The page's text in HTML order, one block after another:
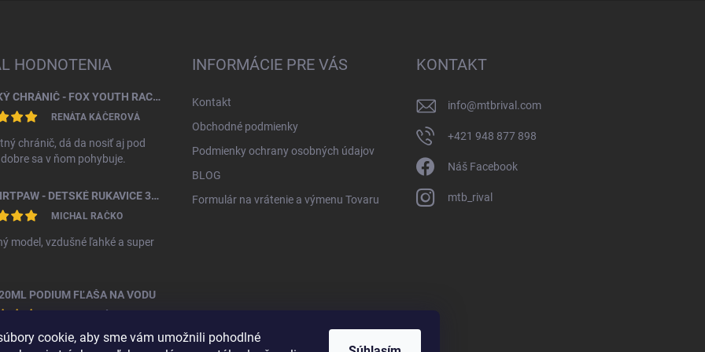
cookie, aby sme vám umožnili pohodlné
HODNOTENIA
DETSKÝ CHRÁNIČ - FOX YOUTH RACEFRAME IMPACT CE CHEST GUARD
RENÁTA KÁČEROVÁ
chránič, dá da nosiť aj pod
sa v ňom pohybuje.
FOX DIRTPAW - DETSKÉ RUKAVICE 3 - 5 ROKOV
MICHAL RAČKO
model, vzdušné ľahké a super
PODIUM FĽAŠA NA VODU
fľáša za vyššiu cenu
INFORMÁCIE PRE VÁS
Kontakt
Obchodné podmienky
Podmienky ochrany osobných údajov
BLOG
Formulár na vrátenie a výmenu Tovaru
KONTAKT
info@mtbrival.com
+421 948 877 898
Náš Facebook
mtb_rival